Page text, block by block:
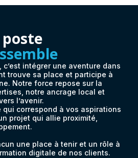
c’est intégrer une aventure dans
trouve sa place et participe à
Notre force repose sur la
notre ancrage local et
l’avenir.
qui correspond à vos aspirations
projet qui allie proximité,
une place à tenir et un rôle à
digitale de nos clients.